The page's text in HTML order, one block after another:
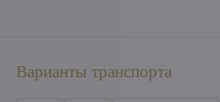
Варианты транспорта